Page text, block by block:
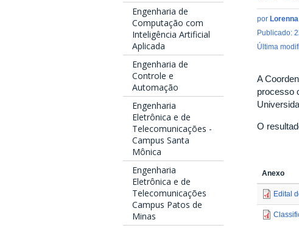
Engenharia de
Computação com
Inteligência Artificial
Aplicada
Engenharia de
Controle e
Automação
Engenharia
Eletrônica e de
Telecomunicações -
Campus Santa
Mônica
Engenharia
Eletrônica e de
Telecomunicações
Campus Patos de
Minas
por
Publicado:
Última
A
processo
O
Anexo
Edital